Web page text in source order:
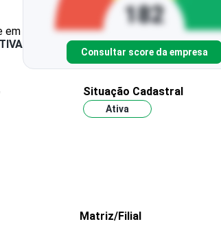
em
Consultar score da empresa
Situação Cadastral
Ativa
Matriz/Filial